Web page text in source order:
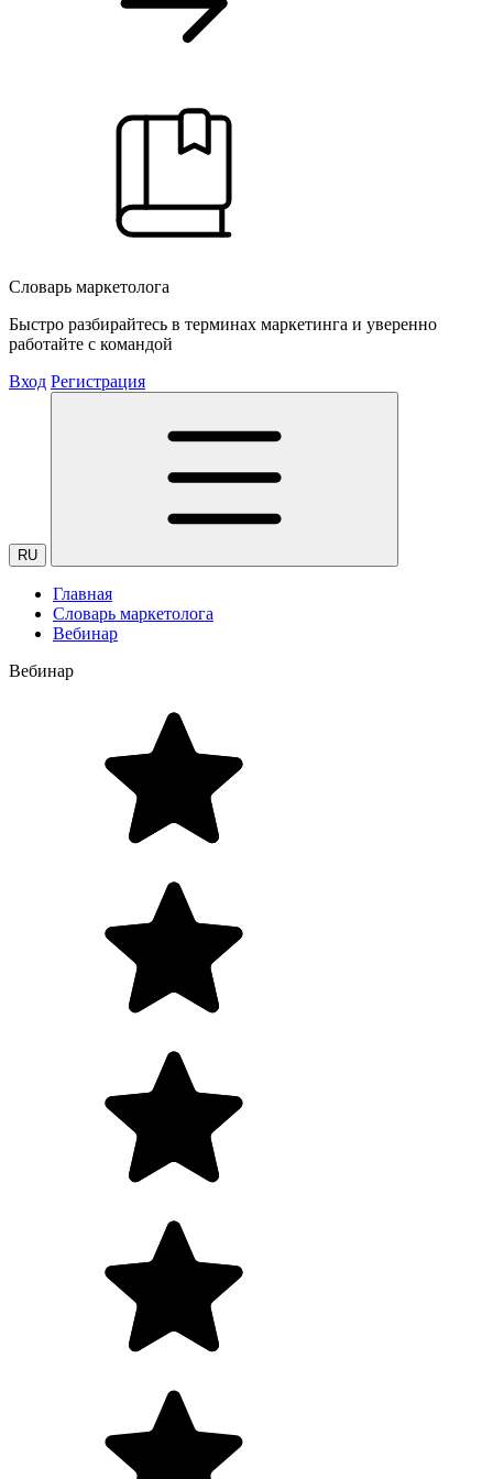
Словарь маркетолога
Быстро разбирайтесь в терминах маркетинга и уверенно
работайте с командой
Вход Регистрация
RU
Главная
Словарь маркетолога
Вебинар
Вебинар